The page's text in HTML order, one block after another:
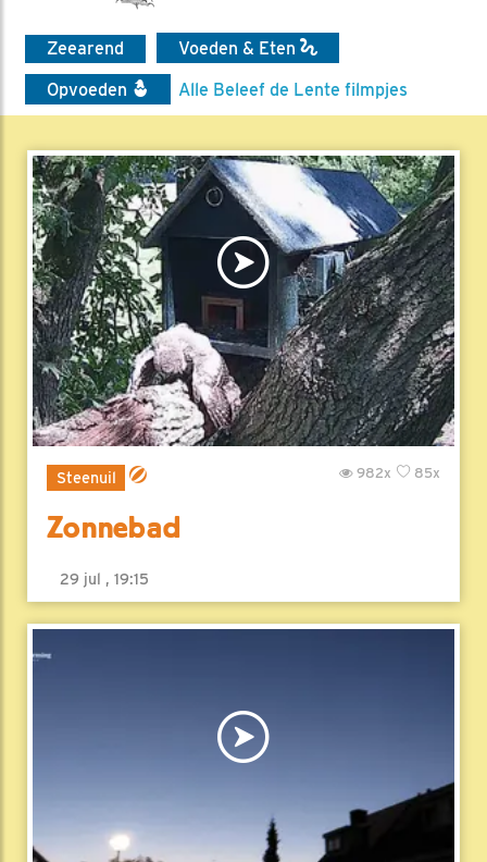
Zeearend
Voeden & Eten
Opvoeden
Alle Beleef de Lente filmpjes
Steenuil 85x
982x
Zonnebad
29 jul , 19:15